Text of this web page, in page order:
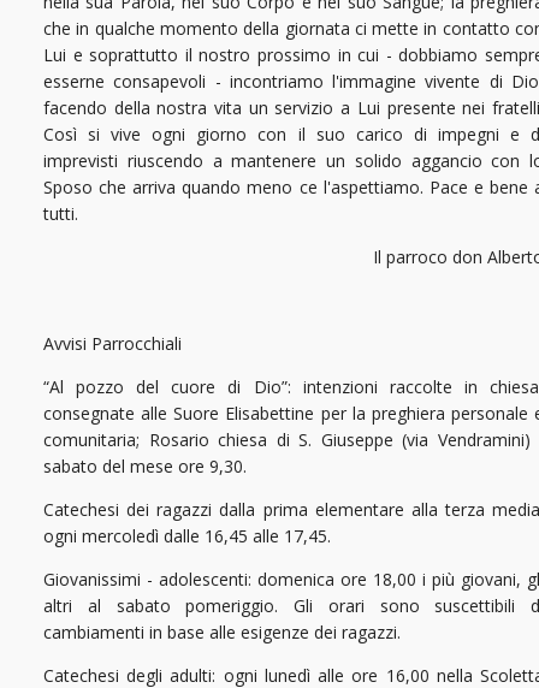
che in qualche momento della giornata ci mette in contatto
Lui e soprattutto il nostro prossimo in cui - dobbiamo
esserne consapevoli - incontriamo l'immagine vivente di
facendo della nostra vita un servizio a Lui presente nei
Così si vive ogni giorno con il suo carico di impegni e
imprevisti riuscendo a mantenere un solido aggancio con
Sposo che arriva quando meno ce l'aspettiamo. Pace e bene
tutti.
Il parroco don
Avvisi Parrocchiali
“Al pozzo del cuore di Dio”: intenzioni raccolte in
consegnate alle Suore Elisabettine per la preghiera personale
comunitaria; Rosario chiesa di S. Giuseppe (via Vendramini)
sabato del mese ore 9,30.
Catechesi dei ragazzi dalla prima elementare alla terza
ogni mercoledì dalle 16,45 alle 17,45.
Giovanissimi - adolescenti: domenica ore 18,00 i più giovani,
altri al sabato pomeriggio. Gli orari sono suscettibili
cambiamenti in base alle esigenze dei ragazzi.
Catechesi degli adulti: ogni lunedì alle ore 16,00 nella